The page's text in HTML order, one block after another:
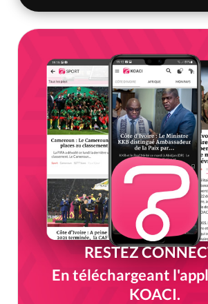
RESTEZ
En téléchargeant
KOACI.